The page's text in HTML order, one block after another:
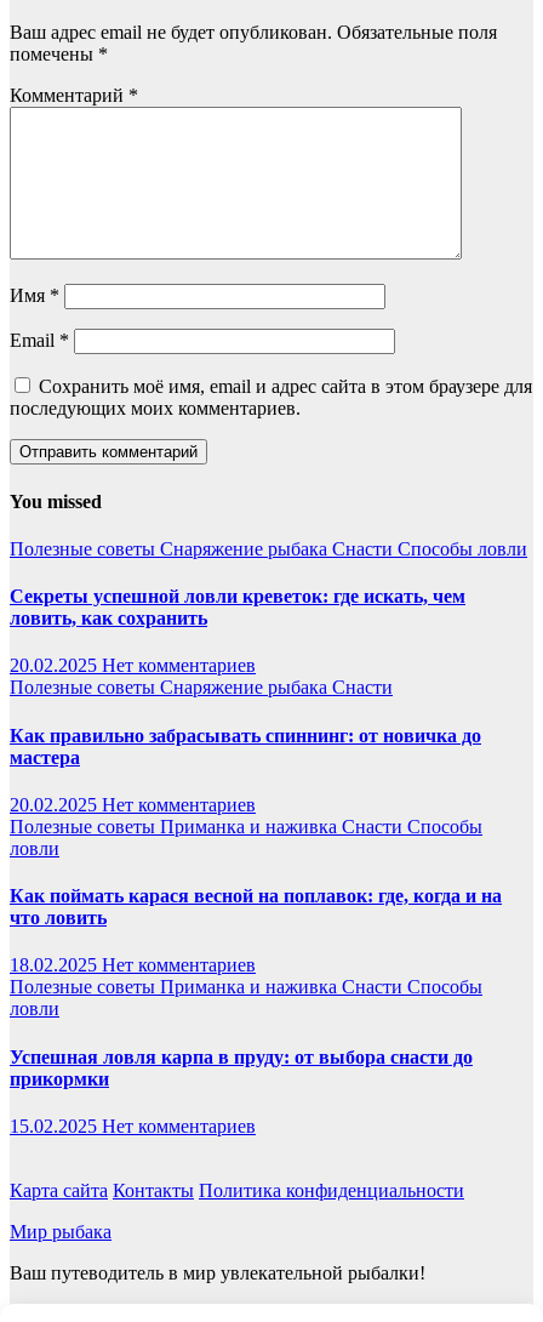
Ваш адрес email не будет опубликован. Обязательные поля
помечены *
Комментарий *
Имя *
Email *
Сохранить моё имя, email и адрес сайта в этом браузере для
последующих моих комментариев.
You missed
Полезные советы Снаряжение рыбака Снасти Способы ловли
Секреты успешной ловли креветок: где искать, чем
ловить, как сохранить
20.02.2025 Нет комментариев
Полезные советы Снаряжение рыбака Снасти
Как правильно забрасывать спиннинг: от новичка до
мастера
20.02.2025 Нет комментариев
Полезные советы Приманка и наживка Снасти Способы
ловли
Как поймать карася весной на поплавок: где, когда и на
что ловить
18.02.2025 Нет комментариев
Полезные советы Приманка и наживка Снасти Способы
ловли
Успешная ловля карпа в пруду: от выбора снасти до
прикормки
15.02.2025 Нет комментариев
Карта сайта Контакты Политика конфиденциальности
Мир рыбака
Ваш путеводитель в мир увлекательной рыбалки!